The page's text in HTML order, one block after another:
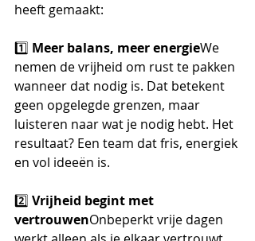
heeft gemaakt:
1️⃣ Meer balans, meer energieWe
nemen de vrijheid om rust te pakken
wanneer dat nodig is. Dat betekent
geen opgelegde grenzen, maar
luisteren naar wat je nodig hebt. Het
resultaat? Een team dat fris, energiek
en vol ideeën is.
2️⃣ Vrijheid begint met
vertrouwenOnbeperkt vrije dagen